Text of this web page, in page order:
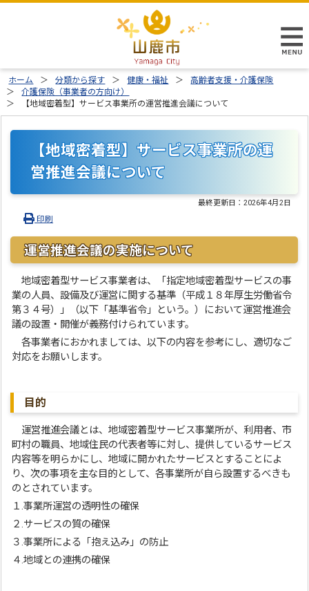
ホーム 分類から探す 健康・福祉
高齢者支援・介護保険
介護保険（事業者の方向け）
【地域密着型】サービス事業所の運営推進会議について
【地域密着型】サービス事業所の運
営推進会議について
最終更新日：2026年4月2日
印刷
運営推進会議の実施について
地域密着型サービス事業者は、「指定地域密着型サービスの事
業の人員、設備及び運営に関する基準（平成１８年厚生労働省令
第３４号）」（以下「基準省令」という。）において運営推進会
議の設置・開催が義務付けられています。
各事業者におかれましては、以下の内容を参考にし、適切なご
対応をお願いします。
目的
運営推進会議とは、地域密着型サービス事業所が、利用者、市
町村の職員、地域住民の代表者等に対し、提供しているサービス
内容等を明らかにし、地域に開かれたサービスとすることによ
り、次の事項を主な目的として、各事業所が自ら設置するべきも
のとされています。
１.事業所運営の透明性の確保
２.サービスの質の確保
３.事業所による「抱え込み」の防止
４.地域との連携の確保